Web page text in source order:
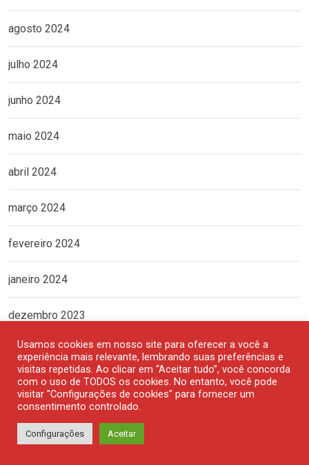
agosto 2024
julho 2024
junho 2024
maio 2024
abril 2024
março 2024
fevereiro 2024
janeiro 2024
dezembro 2023
novembro 2023
outubro 2023
setembro 2023
Usamos cookies em nosso site para oferecer a você a
experiência mais relevante, lembrando suas preferências e
visitas repetidas. Ao clicar em “Aceitar tudo”, você concorda
com o uso de TODOS os cookies. No entanto, você pode
visitar "Configurações de cookies" para fornecer um
consentimento controlado.
Configurações Aceitar